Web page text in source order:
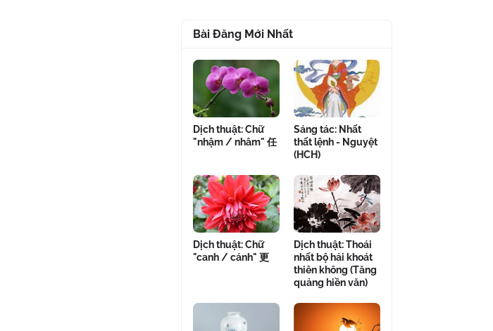
Bài Đăng Mới Nhất
Dịch thuật: Chữ
"nhậm / nhâm" 任
Sáng tác: Nhất
thất lệnh - Nguyệt
(HCH)
Dịch thuật: Chữ
"canh / cánh" 更
Dịch thuật: Thoái
nhất bộ hải khoát
thiên không (Tăng
quảng hiền văn)